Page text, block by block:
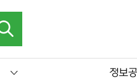
정보